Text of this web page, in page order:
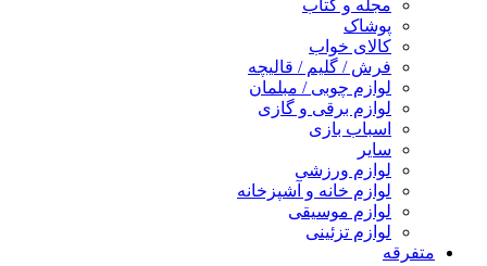
مجله و کتاب
پوشاک
کالای خواب
فرش / گلیم / قالیچه
لوازم چوبی / مبلمان
لوازم برقی و گازی
اسباب بازی
سایر
لوازم ورزشی
لوازم خانه و آشپزخانه
لوازم موسیقی
لوازم تزئینی
متفرقه